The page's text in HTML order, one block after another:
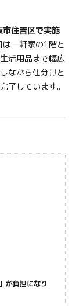
市住吉区で実施
一軒家の1階と
活用品まで幅広
ながら仕分けと
了しています。
が負担になり